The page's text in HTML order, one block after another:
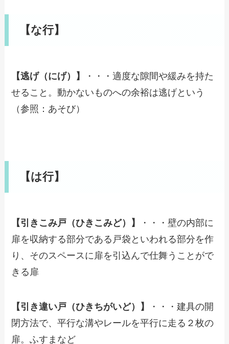
【な行】
【逃げ（にげ）】
・・・適度な隙間や緩みを持た
せること。動かないものへの余裕は逃げという
（参照：あそび）
【は行】
【引きこみ戸（ひきこみど）】
・・・壁の内部に
扉を収納する部分である戸袋といわれる部分を作
り、そのスペースに扉を引込んで仕舞うことがで
きる扉
【引き違い戸（ひきちがいど）】
・・・建具の開
閉方法で、平行な溝やレールを平行に走る２枚の
扉。ふすまなど